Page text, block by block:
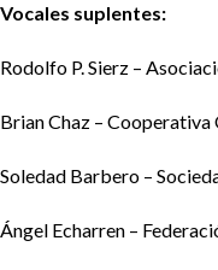
Vocales suplentes:
Rodolfo P. Sierz –
Brian Chaz –
Soledad Barbero –
Ángel Echarren –